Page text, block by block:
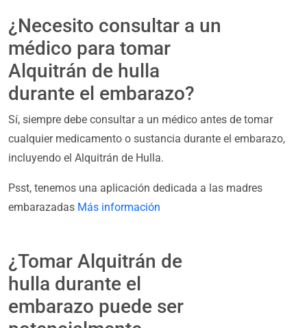
¿Necesito consultar a un
médico para tomar
Alquitrán de hulla
durante el embarazo?
Sí, siempre debe consultar a un médico antes de tomar
cualquier medicamento o sustancia durante el embarazo,
incluyendo el Alquitrán de Hulla.
Psst, tenemos una aplicación dedicada a las madres
embarazadas Más información
¿Tomar Alquitrán de
hulla durante el
embarazo puede ser